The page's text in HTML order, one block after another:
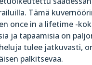
Tämä
once in a lifetime -
ja tapaamisia on
tulee jatkuvasti,
palkitsevaa.